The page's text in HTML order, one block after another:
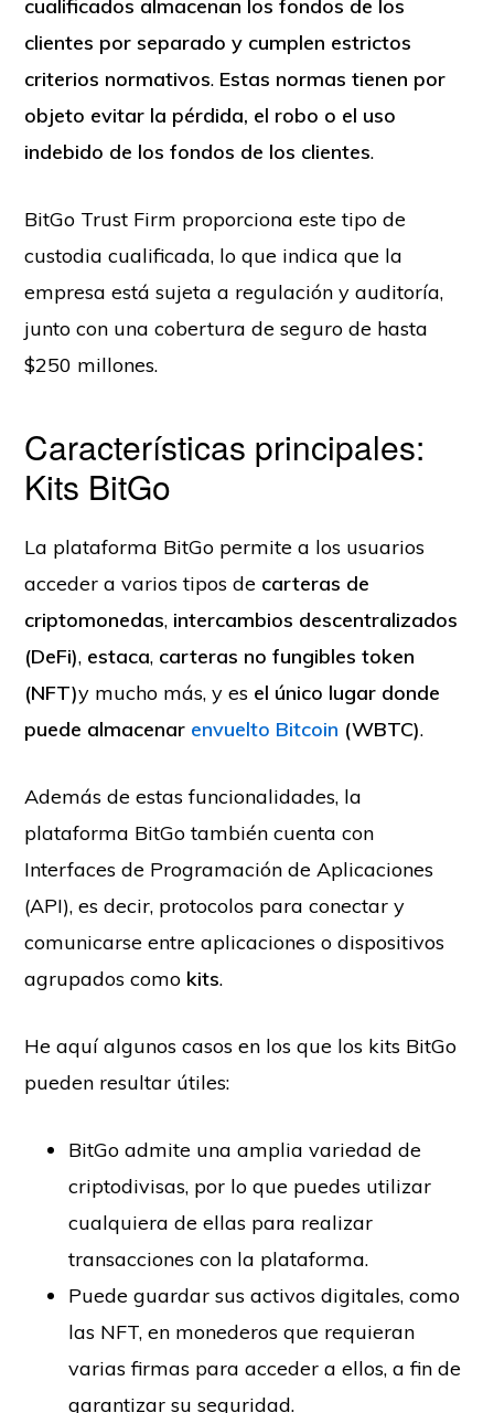
cualificados almacenan los fondos de los
clientes por separado y cumplen estrictos
criterios normativos. Estas normas tienen por
objeto evitar la pérdida, el robo o el uso
indebido de los fondos de los clientes.
BitGo Trust Firm proporciona este tipo de
custodia cualificada, lo que indica que la
empresa está sujeta a regulación y auditoría,
junto con una cobertura de seguro de hasta
$250 millones.
Características principales:
Kits BitGo
La plataforma BitGo permite a los usuarios
acceder a varios tipos de carteras de
criptomonedas, intercambios descentralizados
(DeFi), estaca, carteras no fungibles token
(NFT)y mucho más, y es el único lugar donde
puede almacenar envuelto Bitcoin (WBTC).
Además de estas funcionalidades, la
plataforma BitGo también cuenta con
Interfaces de Programación de Aplicaciones
(API), es decir, protocolos para conectar y
comunicarse entre aplicaciones o dispositivos
agrupados como kits.
He aquí algunos casos en los que los kits BitGo
pueden resultar útiles:
BitGo admite una amplia variedad de
criptodivisas, por lo que puedes utilizar
cualquiera de ellas para realizar
transacciones con la plataforma.
Puede guardar sus activos digitales, como
las NFT, en monederos que requieran
varias firmas para acceder a ellos, a fin de
garantizar su seguridad.